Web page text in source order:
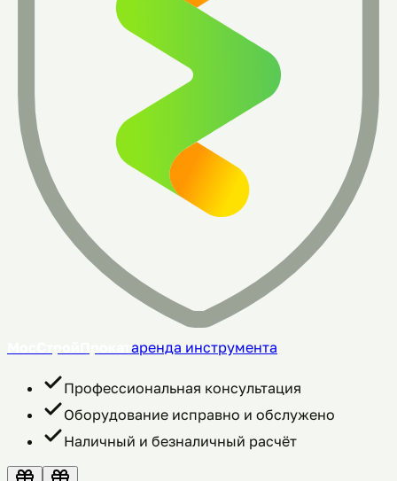
аренда инструмента
Профессиональная консультация
Оборудование исправно и обслужено
Наличный и безналичный расчёт